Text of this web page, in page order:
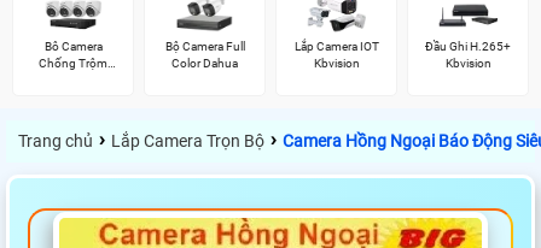
Bô Camera
Chống Trộm
Bộ Camera Full
Color Dahua
Lắp Camera IOT
Kbvision
Đầu Ghi H.265+
Kbvision
Trang chủ › Lắp Camera Trọn Bộ › Camera Hồng Ngoại Báo Động